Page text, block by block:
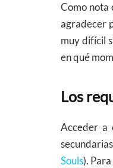
Como nota
agradecer
muy difícil
en qué
Los
Acceder a
Souls).